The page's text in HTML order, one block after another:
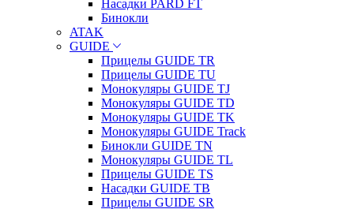
Насадки PARD FT
Бинокли
ATAK
GUIDE
Прицелы GUIDE TR
Прицелы GUIDE TU
Монокуляры GUIDE TJ
Монокуляры GUIDE TD
Монокуляры GUIDE TK
Монокуляры GUIDE Track
Бинокли GUIDE TN
Монокуляры GUIDE TL
Прицелы GUIDE TS
Насадки GUIDE TB
Прицелы GUIDE SR